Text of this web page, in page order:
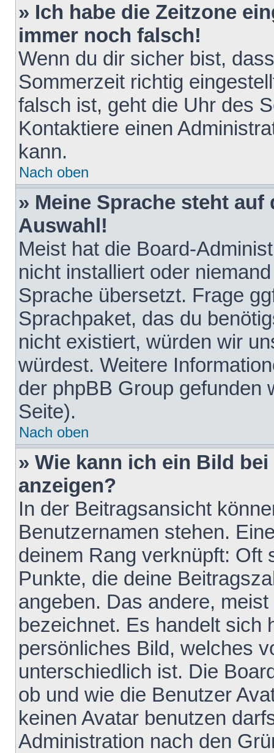
» Ich habe die Zeitzone
immer noch falsch!
Wenn du dir sicher bist,
Sommerzeit richtig
falsch ist, geht die Uhr des
Kontaktiere einen
kann.
Nach oben
» Meine Sprache steht
Auswahl!
Meist hat die Board-
nicht installiert oder
Sprache übersetzt. Frage
Sprachpaket, das du
nicht existiert, würden wir
würdest. Weitere
der phpBB Group gefunden
Seite).
Nach oben
» Wie kann ich ein Bild
anzeigen?
In der Beitragsansicht
Benutzernamen stehen.
deinem Rang verknüpft: Oft
Punkte, die deine
angeben. Das andere,
bezeichnet. Es handelt sich
persönliches Bild, welches
unterschiedlich ist. Die
ob und wie die Benutzer
keinen Avatar benutzen
Administration nach den